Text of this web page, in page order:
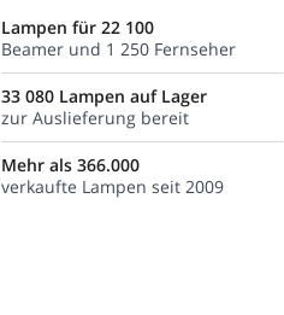
Lampen für 22 100
Beamer und 1 250 Fernseher
33 080 Lampen auf Lager
zur Auslieferung bereit
Mehr als 366.000
verkaufte Lampen seit 2009